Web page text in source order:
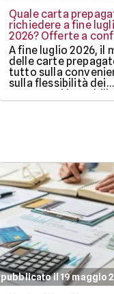
Quale carta
richiedere a fine
2026? Offerte a
A fine luglio 2026, il
delle carte
tutto sulla
sulla flessibilità dei
pagamenti in
bonus di benvenuto
pubblicato il 19 maggio